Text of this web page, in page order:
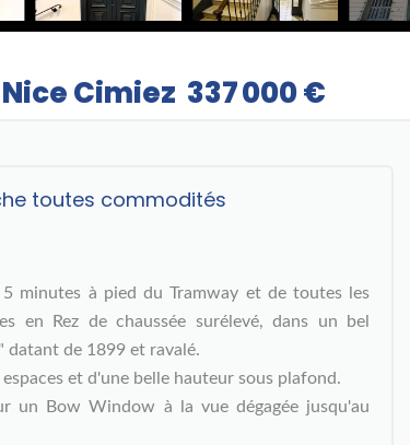
Cimiez 337 000 €
toutes commodités
minutes à pied du Tramway et de toutes les
en Rez de chaussée surélevé, dans un bel
datant de 1899 et ravalé.
et d'une belle hauteur sous plafond.
un Bow Window à la vue dégagée jusqu'au